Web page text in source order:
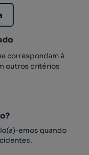
correspondam à
outros critérios
emos quando